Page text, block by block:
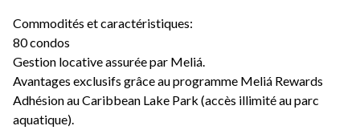
Commodités et caractéristiques:
80 condos
Gestion locative assurée par Meliá.
Avantages exclusifs grâce au programme Meliá Rewards
Adhésion au Caribbean Lake Park (accès illimité au parc
aquatique).